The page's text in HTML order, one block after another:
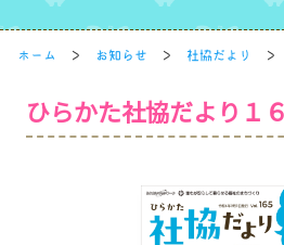
ホーム お知らせ 社協だより
ひらかた社協だより１